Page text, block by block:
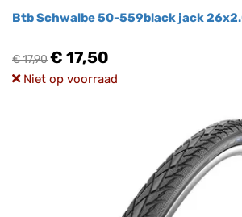
Btb Schwalbe 50-559black jack
€ 17,90€ 17,50
Niet op voorraad